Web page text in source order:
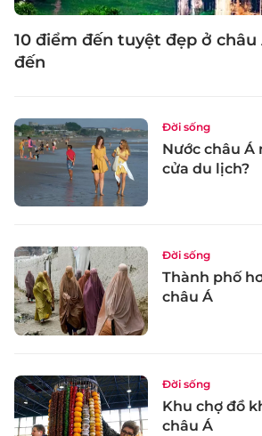
10 điểm đến tuyệt đẹp ở
đến
Đời sống
Nước châu Á
cửa du lịch?
Đời sống
Thành phố
châu Á
Đời sống
Khu chợ đồ
châu Á